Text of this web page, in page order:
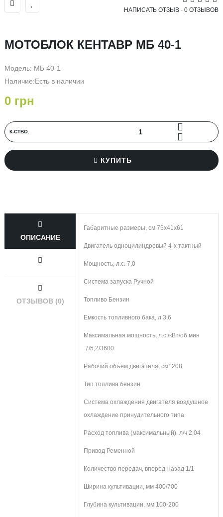
НАПИСАТЬ ОТЗЫВ - 0 ОТЗЫВОВ
МОТОБЛОК КЕНТАВР МБ 40-1
Модель: МБ 40-1
Наличие:Есть в наличии
0 грн
К-СТВО.
КУПИТЬ
ОПИСАНИЕ
ОТЗЫВОВ (0)
Габаритные размеры, см 75x41x61
Двигатель одноцилиндровый 4-х тактный
Мощность, л.с. 7,0
Система запуска Ручной
Топливо Бензин
Емкость топливного бака, л 3,6
Максимальная мощность, л.с./кВт/об мин
7/5,2/3600
Рабочий объем двигателя, см³ 208
Тип топлива бензин
Система охлаждения двигателя воздушное
охлаждение принудительного типа
Расход топлива (максимальный), л/ч 2,04
Привод Ременной
Количество передач, вперед-назад 1/1
Ширина культивации, мм 400/700
Глубина культивации, мм 100-200